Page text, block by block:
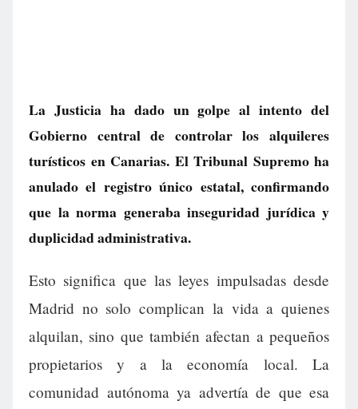
La Justicia ha dado un golpe al intento del
Gobierno central de controlar los alquileres
turísticos en Canarias. El Tribunal Supremo ha
anulado el registro único estatal, confirmando
que la norma generaba inseguridad jurídica y
duplicidad administrativa.
Esto significa que las leyes impulsadas desde
Madrid no solo complican la vida a quienes
alquilan, sino que también afectan a pequeños
propietarios y a la economía local. La
comunidad autónoma ya advertía de que esa